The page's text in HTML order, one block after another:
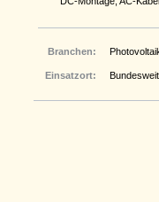
Branchen:
Einsatzort: Bundesweit